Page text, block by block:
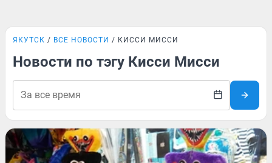
ЯКУТСК ВСЕ НОВОСТИ КИССИ МИССИ
Новости по тэгу Кисси Мисси